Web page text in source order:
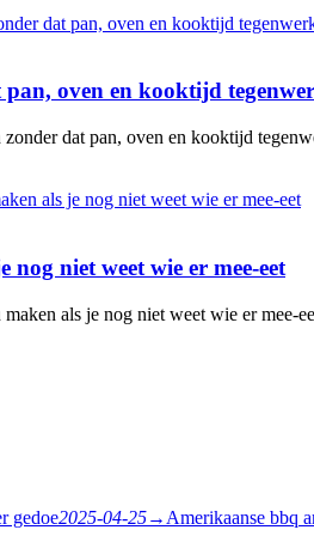
oven en kooktijd
dat pan, oven en kooktijd
nog niet weet wie er mee-eet
als je nog niet weet wie er mee-
gedoe2025-04-25→ Amerikaanse bbq